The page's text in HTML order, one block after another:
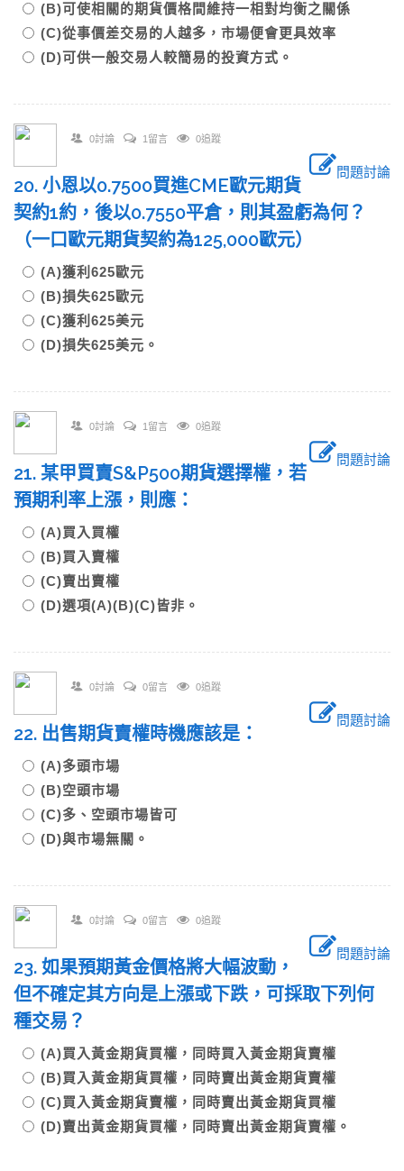
(B)可使相關的期貨價格間維持一相對均衡之關係
(C)從事價差交易的人越多，市場便會更具效率
(D)可供一般交易人較簡易的投資方式。
0討論 1留言 0追蹤
問題討論
20. 小恩以0.7500買進CME歐元期貨
契約1約，後以0.7550平倉，則其盈虧為何？
（一口歐元期貨契約為125,000歐元）
(A)獲利625歐元
(B)損失625歐元
(C)獲利625美元
(D)損失625美元。
0討論 1留言 0追蹤
問題討論
21. 某甲買賣S&P500期貨選擇權，若
預期利率上漲，則應：
(A)買入買權
(B)買入賣權
(C)賣出賣權
(D)選項(A)(B)(C)皆非。
0討論 0留言 0追蹤
問題討論
22. 出售期貨賣權時機應該是：
(A)多頭市場
(B)空頭市場
(C)多、空頭市場皆可
(D)與市場無關。
0討論 0留言 0追蹤
問題討論
23. 如果預期黃金價格將大幅波動，
但不確定其方向是上漲或下跌，可採取下列何
種交易？
(A)買入黃金期貨買權，同時買入黃金期貨賣權
(B)買入黃金期貨買權，同時賣出黃金期貨賣權
(C)買入黃金期貨賣權，同時賣出黃金期貨買權
(D)賣出黃金期貨買權，同時賣出黃金期貨賣權。